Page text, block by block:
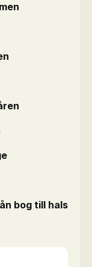
bog till hals